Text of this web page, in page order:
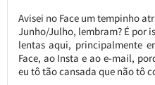
Avisei no Face um tempinho
Junho/Julho, lembram? É por
lentas aqui, principalmente
Face, ao Insta e ao e-mail,
eu tô tão cansada que não tô